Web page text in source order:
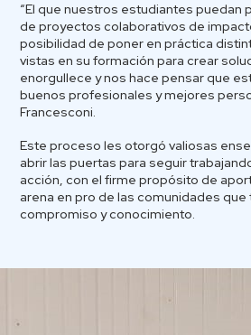
“El que nuestros estudiantes puedan
de proyectos colaborativos de
posibilidad de poner en práctica
vistas en su formación para crear
enorgullece y nos hace pensar que
buenos profesionales y mejores
Francesconi.
Este proceso les otorgó valiosas
abrir las puertas para seguir
acción, con el firme propósito de
arena en pro de las comunidades
compromiso y conocimiento.